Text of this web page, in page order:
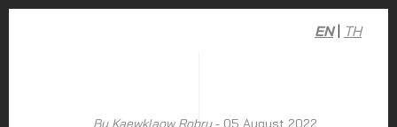
EN TH
By Kaewklaow Robru- 05 August 2022